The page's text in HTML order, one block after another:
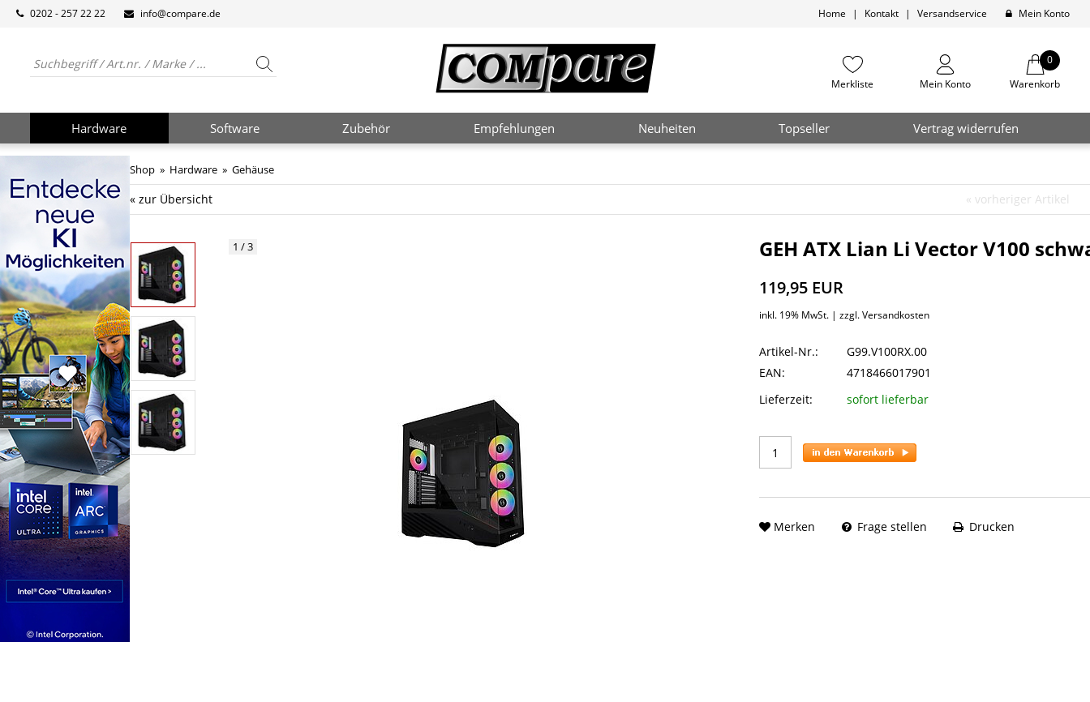
0202 - 257 22 22 info@compare.de Home | Kontakt | Versandservice Mein Konto
Merkliste Mein Konto
0
Warenkorb
Hardware Software Zubehör Empfehlungen Neuheiten Topseller Vertrag widerrufen
Shop » Hardware » Gehäuse
« zur Übersicht « vorheriger Artikel
1 / 3 GEH ATX Lian Li Vector V100
119,95 EUR
inkl. 19% MwSt. | zzgl. Versandkosten
Artikel-Nr.:
G99.V100RX.00
EAN:
4718466017901
Lieferzeit:
sofort lieferbar
Merken Frage stellen Drucken